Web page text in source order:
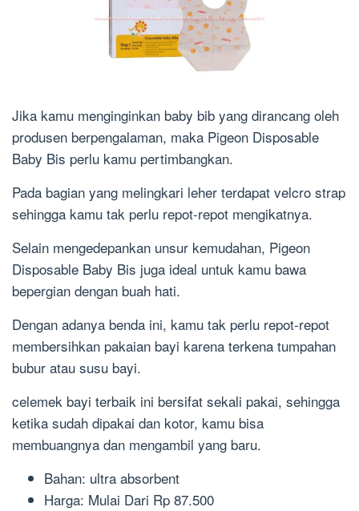
Jika kamu menginginkan baby bib yang dirancang oleh
produsen berpengalaman, maka Pigeon Disposable
Baby Bis perlu kamu pertimbangkan.
Pada bagian yang melingkari leher terdapat velcro strap
sehingga kamu tak perlu repot-repot mengikatnya.
Selain mengedepankan unsur kemudahan, Pigeon
Disposable Baby Bis juga ideal untuk kamu bawa
bepergian dengan buah hati.
Dengan adanya benda ini, kamu tak perlu repot-repot
membersihkan pakaian bayi karena terkena tumpahan
bubur atau susu bayi.
celemek bayi terbaik ini bersifat sekali pakai, sehingga
ketika sudah dipakai dan kotor, kamu bisa
membuangnya dan mengambil yang baru.
Bahan: ultra absorbent
Harga: Mulai Dari Rp 87.500